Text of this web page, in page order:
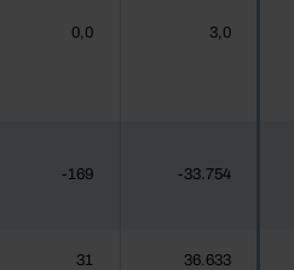
0,0 3,0
-169 -33.754
31 36.633